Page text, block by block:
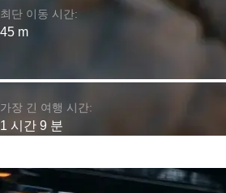
최단 이동 시간:
45 m
가장 긴 여행 시간:
1 시간 9 분